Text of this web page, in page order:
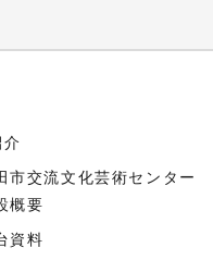
市交流文化芸術センター
概要
資料